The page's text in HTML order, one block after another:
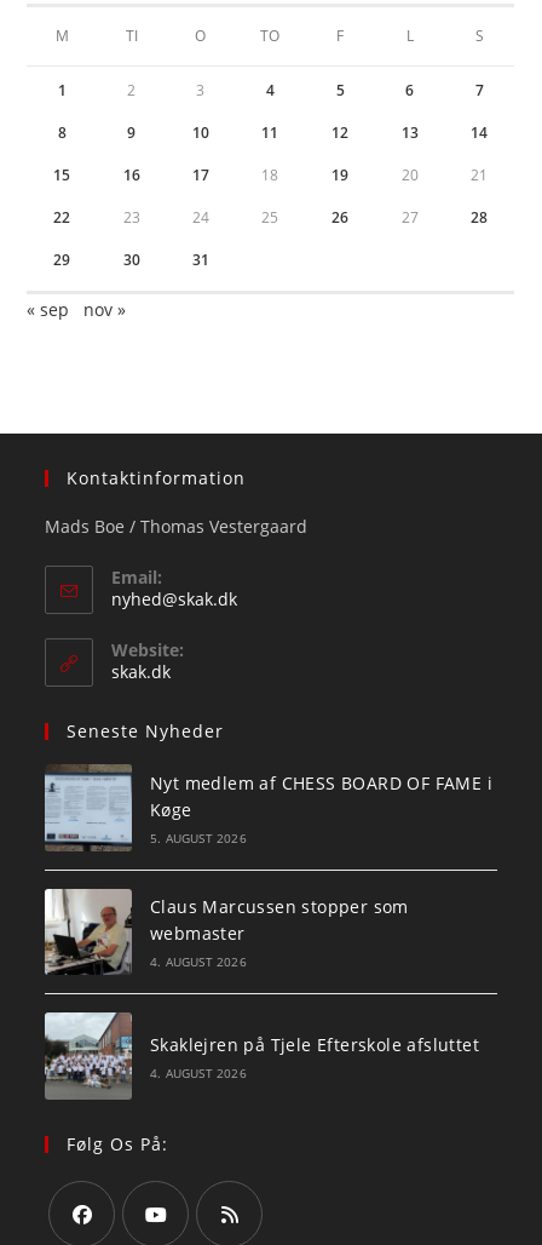
M TI O TO F L S
1 2 3 4 5 6 7
8 9 10 11 12 13 14
15 16 17 18 19 20 21
22 23 24 25 26 27 28
29 30 31
« sep nov »
Kontaktinformation
Mads Boe / Thomas Vestergaard
Email:
nyhed@skak.dkOpens
Website:
skak.dk
Seneste Nyheder
Nyt medlem af CHESS BOARD OF FAME i
Køge
5. AUGUST 2026
Claus Marcussen stopper som
webmaster
4. AUGUST 2026
Skaklejren på Tjele Efterskole afsluttet
4. AUGUST 2026
Følg Os På: